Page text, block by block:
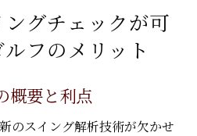
グチェックが可
フのメリット
概要と利点
のスイング解析技術が欠かせ